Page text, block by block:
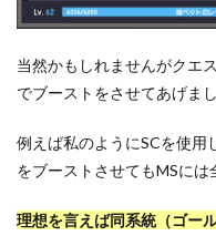
当然かもしれませんがクエ
でブーストをさせてあげまし
例えば私のようにSCを使用
をブーストさせてもMSには
理想を言えば同系統（ゴー